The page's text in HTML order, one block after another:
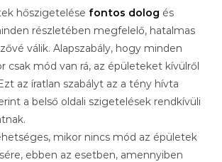
hőszigetelése fontos dolog és
részletében megfelelő, hatalmas
válik. Alapszabály, hogy minden
csak mód van rá, az épületeket kívülről
az íratlan szabályt az a tény hívta
a belső oldali szigetelések rendkívüli
mikor nincs mód az épületek
ebben az esetben, amennyiben